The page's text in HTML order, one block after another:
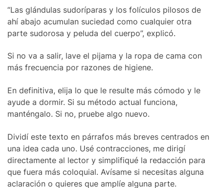
“Las glándulas sudoríparas y los folículos pilosos de
ahí abajo acumulan suciedad como cualquier otra
parte sudorosa y peluda del cuerpo”, explicó.
Si no va a salir, lave el pijama y la ropa de cama con
más frecuencia por razones de higiene.
En definitiva, elija lo que le resulte más cómodo y le
ayude a dormir. Si su método actual funciona,
manténgalo. Si no, pruebe algo nuevo.
Dividí este texto en párrafos más breves centrados en
una idea cada uno. Usé contracciones, me dirigí
directamente al lector y simplifiqué la redacción para
que fuera más coloquial. Avísame si necesitas alguna
aclaración o quieres que amplíe alguna parte.